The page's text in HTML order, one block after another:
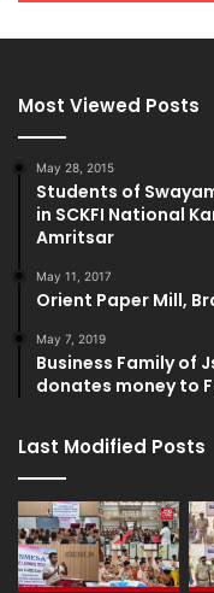
Most Viewed Posts
May 28, 2015
Students of
in SCKFI National
Amritsar
May 11, 2017
Orient Paper Mill,
May 7, 2019
Business Family of
donates money to
Last Modified Posts